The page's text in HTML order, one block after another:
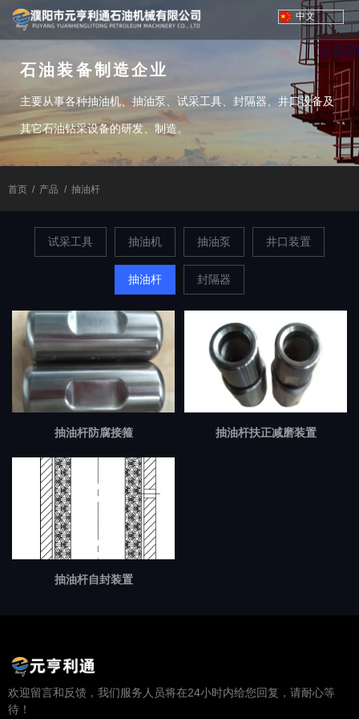
中文
石油装备制造企业
主要从事各种抽油机、抽油泵、试采工具、封隔器、井口设备及
其它石油钻采设备的研发、制造。
首页 / 产品 / 抽油杆
试采工具 抽油机 抽油泵 井口装置
抽油杆 封隔器
抽油杆防腐接箍 抽油杆扶正减磨装置
抽油杆自封装置
欢迎留言和反馈，我们服务人员将在24小时内给您回复，请耐心等
待！